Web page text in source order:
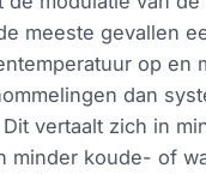
meeste gevallen
op en
dan
vertaalt zich in
minder koude- of